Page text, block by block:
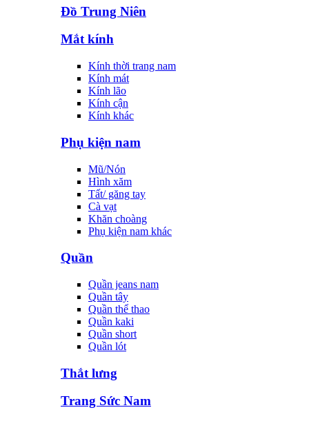
Đồ Trung Niên
Mắt kính
Kính thời trang nam
Kính mát
Kính lão
Kính cận
Kính khác
Phụ kiện nam
Mũ/Nón
Hình xăm
Tất/ găng tay
Cà vạt
Khăn choàng
Phụ kiện nam khác
Quần
Quần jeans nam
Quần tây
Quần thể thao
Quần kaki
Quần short
Quần lót
Thắt lưng
Trang Sức Nam